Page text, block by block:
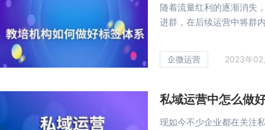
随着流量红利的逐渐消失
进群，在后续运营中将群
企微运营 2023年
私域运营中怎么做
现如今不少企业都在关注